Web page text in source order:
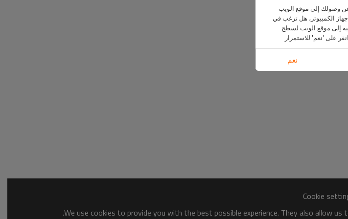
Cookie
We use cookies to provide you with the best possible experience. They also allow
وصولك إلى موقع الويب
الكمبيوتر، هل ترغب في
إلى موقع الويب لسطح
على 'نعم' للاستمرار
نعم